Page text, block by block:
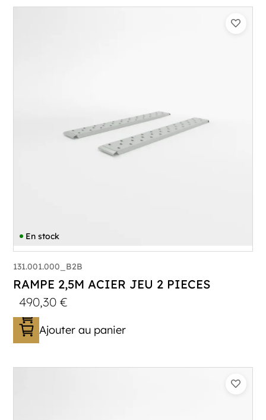
En stock
131.001.000_B2B
RAMPE 2,5M ACIER JEU 2 PIECES
490,30€
Ajouter au panier